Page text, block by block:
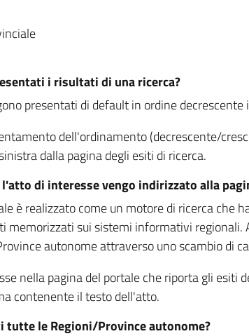
i risultati di una ricerca?
presentati di default in ordine
dell'ordinamento (decrescente/
dalla pagina degli esiti di ricerca.
di interesse vengo indirizzato alla
è realizzato come un motore di ricerca che
memorizzati sui sistemi informativi
autonome attraverso uno scambio di
nella pagina del portale che riporta gli
contenente il testo dell'atto.
tutte le Regioni/Province autonome?